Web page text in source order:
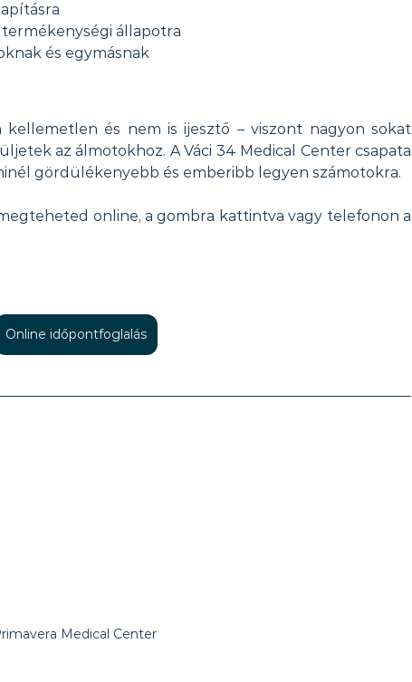
állapotra
és egymásnak
és nem is ijesztő – viszont nagyon sokat
az álmotokhoz. A Váci 34 Medical Center csapata
gördülékenyebb és emberibb legyen számotokra.
online, a gombra kattintva vagy telefonon a
Online időpontfoglalás
Medical Center